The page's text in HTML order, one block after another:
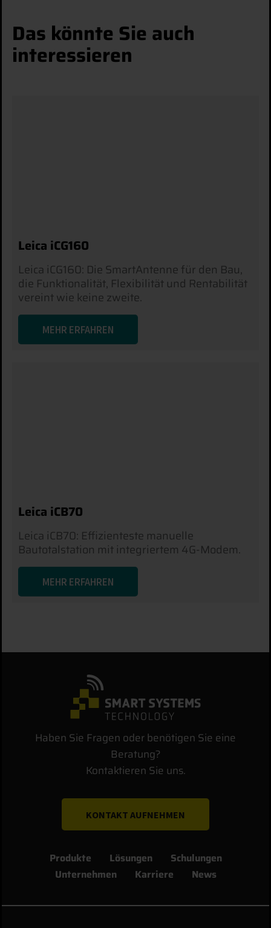
Das könnte Sie auch
interessieren
Leica iCG160
Leica iCG160: Die SmartAntenne für den Bau,
die Funktionalität, Flexibilität und Rentabilität
vereint wie keine zweite.
MEHR ERFAHREN
Leica iCB70
Leica iCB70: Effizienteste manuelle
Bautotalstation mit integriertem 4G-Modem.
MEHR ERFAHREN
Haben Sie Fragen oder benötigen Sie eine
Beratung?
Kontaktieren Sie uns.
KONTAKT AUFNEHMEN
Produkte Lösungen
Schulungen
Unternehmen
Karriere News